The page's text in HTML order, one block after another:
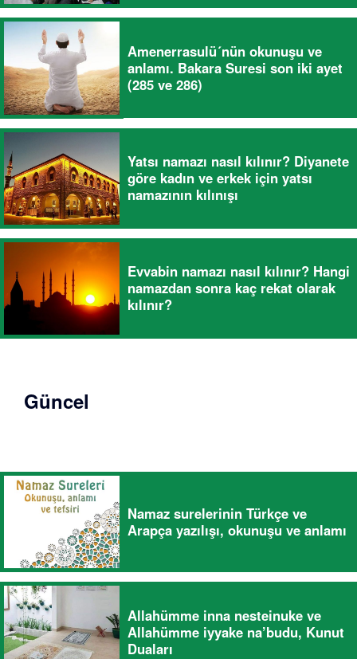
Amenerrasulü´nün okunuşu ve
anlamı. Bakara Suresi son iki ayet
(285 ve 286)
Yatsı namazı nasıl kılınır? Diyanete
göre kadın ve erkek için yatsı
namazının kılınışı
Evvabin namazı nasıl kılınır? Hangi
namazdan sonra kaç rekat olarak
kılınır?
Güncel
Namaz surelerinin Türkçe ve
Arapça yazılışı, okunuşu ve anlamı
Allahümme inna nesteinuke ve
Allahümme iyyake na’budu, Kunut
Duaları